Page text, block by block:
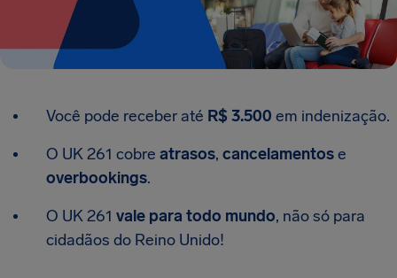
Você pode receber até R$ 3.500 em indenização.
O UK 261 cobre atrasos, cancelamentose
overbookings.
O UK 261 vale para todo mundo, não só para
cidadãos do Reino Unido!